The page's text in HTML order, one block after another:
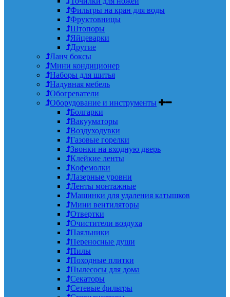
Фильтры на кран для воды
Фруктовницы
Штопоры
Яйцеварки
Другие
Ланч боксы
Мини кондиционер
Наборы для шитья
Надувная мебель
Обогреватели
Оборудование и инструменты
Болгарки
Вакууматоры
Воздуходувки
Газовые горелки
Звонки на входную дверь
Клейкие ленты
Кофемолки
Лазерные уровни
Ленты монтажные
Машинки для удаления катышков
Мини вентиляторы
Отвертки
Очистители воздуха
Паяльники
Переносные души
Пилы
Походные плитки
Пылесосы для дома
Секаторы
Сетевые фильтры